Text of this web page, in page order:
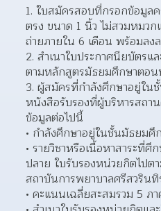
ใบสมัครสอบที่กรอกข้อมูล
ตรง ขนาด 1 นิ้ว ไม่สวมหมวก
ถ่ายภายใน 6 เดือน พร้อมลง
สำเนาใบประกาศนียบัตรแ
ตามหลักสูตรมัธยมศึกษาตอน
ผู้สมัครที่กำลังศึกษาอยู่ใน
หนังสือรับรองที่ผู้บริหารสถา
ข้อมูลต่อไปนี้
กำลังศึกษาอยู่ในชั้นมัธยมศึ
รายวิชาหรือเนื้อหาสาระที่
ปลาย ใบรับรองหน่วยกิตไป
สถาบันการพยาบาลศรีสวริน
คะแนนเฉลี่ยสะสมรวม 5 ภ